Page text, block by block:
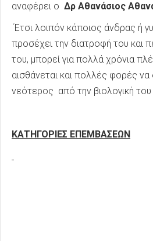
αναφέρει ο Δρ Αθανάσιος
Έτσι λοιπόν κάποιος άνδρας ή
προσέχει την διατροφή του και
του, μπορεί για πολλά χρόνια
αισθάνεται και πολλές φορές να
νεότερος από την βιολογική του
ΚΑΤΗΓΟΡΙΕΣ ΕΠΕΜΒΑΣΕΩΝ